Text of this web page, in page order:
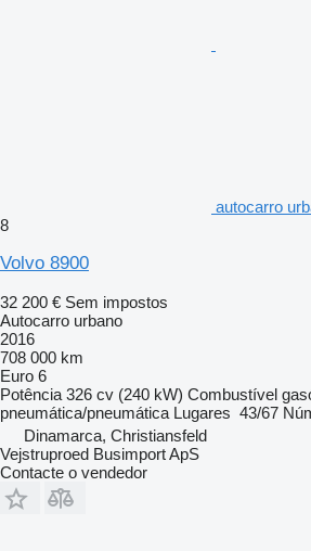
autocarro
8
Volvo 8900
32 200 € Sem impostos
Autocarro urbano
2016
708 000 km
Euro 6
Potência 326 cv (240 kW) Combustível
pneumática/pneumática Lugares 43/67
Dinamarca, Christiansfeld
Vejstruproed Busimport ApS
Contacte o vendedor